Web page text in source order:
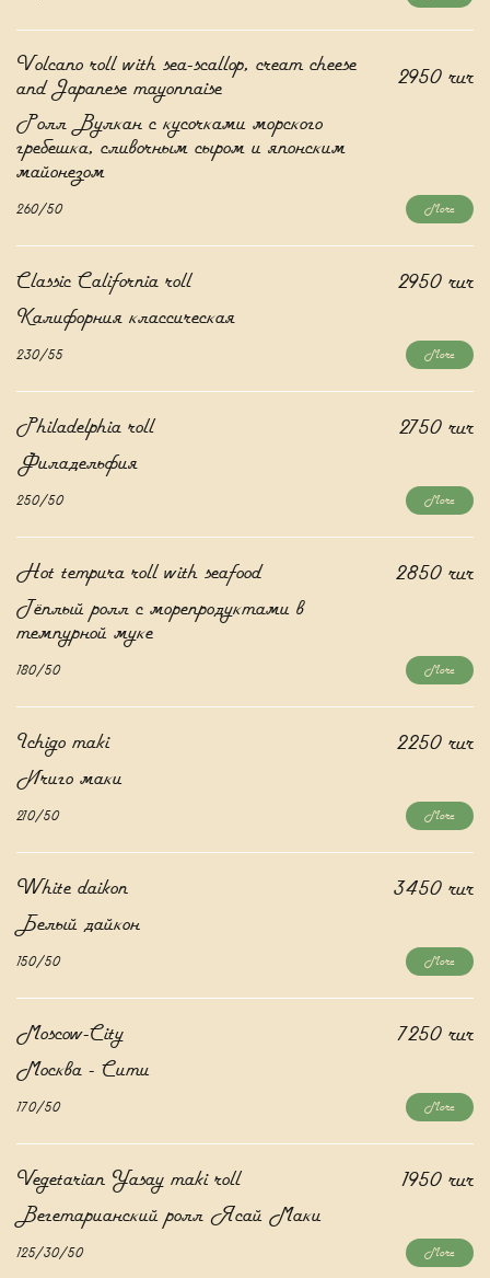
Volcano roll with sea-scallop, cream cheese
and Japanese mayonnaise 2950 rur
Ролл Вулкан с кусочками морского
гребешка, сливочным сыром и японским
майонезом
260/50 More
Classic California roll 2950 rur
Калифорния классическая
230/55 More
Philadelphia roll 2750 rur
Филадельфия
250/50 More
Hot tempura roll with seafood 2850 rur
Тёплый ролл с морепродуктами в
темпурной муке
180/50 More
Ichigo maki 2250 rur
Ичиго маки
210/50 More
White daikon 3450 rur
Белый дайкон
150/50 More
Moscow-City 7250 rur
Москва - Сити
170/50 More
Vegetarian Yasay maki roll 1950 rur
Вегетарианский ролл Ясай Маки
125/30/50 More